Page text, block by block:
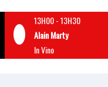
13H00-13H30
Alain Marty
In Vino